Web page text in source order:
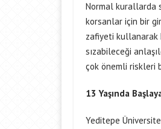
Normal kurallarda
korsanlar için bir
zafiyeti kullanarak
sızabileceği
çok önemli riskleri
13 Yaşında
Yeditepe